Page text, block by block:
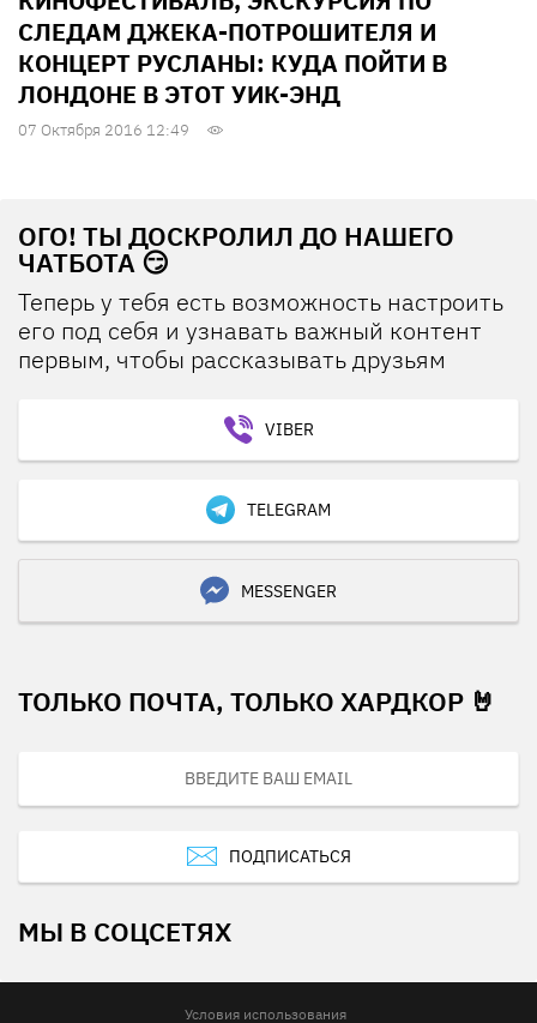
СЛЕДАМ ДЖЕКА-ПОТРОШИТЕЛЯ И
КОНЦЕРТ РУСЛАНЫ: КУДА ПОЙТИ В
ЛОНДОНЕ В ЭТОТ УИК-ЭНД
07 Октября 2016 12:49
ОГО! ТЫ ДОСКРОЛИЛ ДО НАШЕГО
ЧАТБОТА 😏
Теперь у тебя есть возможность настроить
его под себя и узнавать важный контент
первым, чтобы рассказывать друзьям
VIBER
TELEGRAM
MESSENGER
ТОЛЬКО ПОЧТА, ТОЛЬКО ХАРДКОР 🤘
ПОДПИСАТЬСЯ
МЫ В СОЦСЕТЯХ
Условия использования